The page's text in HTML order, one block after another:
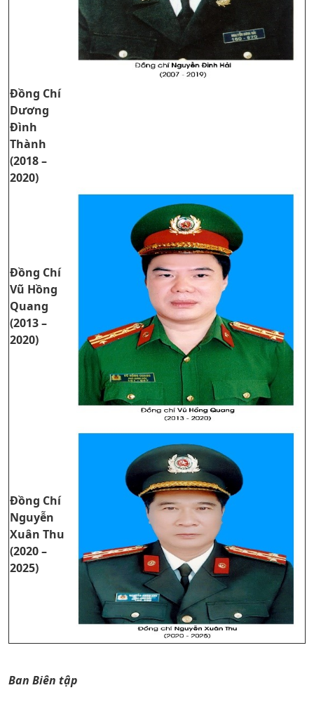
Đồng Chí
Dương
Đình
Thành
(2018 –
2020)
Đồng Chí
Vũ Hồng
Quang
(2013 –
2020)
Đồng Chí
Nguyễn
Xuân Thu
(2020 –
2025)
Ban Biên tập